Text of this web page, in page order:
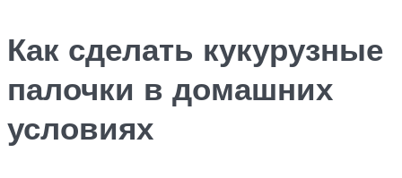
Как сделать кукурузные
палочки в домашних
условиях